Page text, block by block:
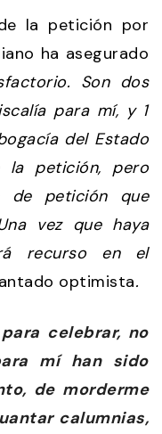
la petición por
ha asegurado
Son dos
para mí, y 1
del Estado
la petición, pero
de petición que
vez que haya
recurso en el
optimista.
celebrar, no
mí han sido
de morderme
calumnias,